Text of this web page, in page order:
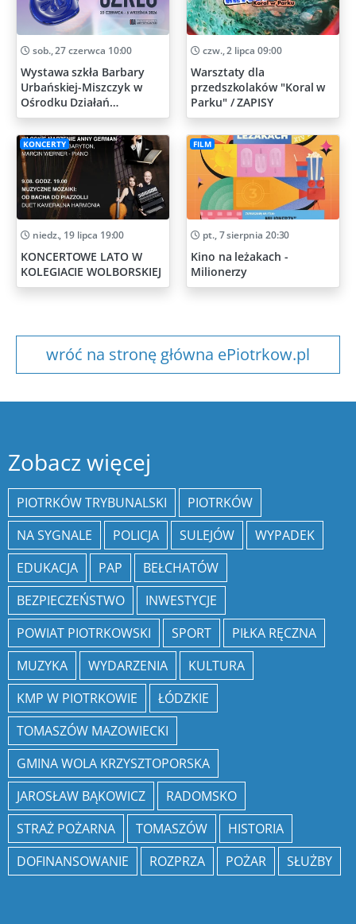
sob., 27 czerwca 10:00
Wystawa szkła Barbary
Urbańskiej-Miszczyk w
Ośrodku Działań
Artystycznych
czw., 2 lipca 09:00
Warsztaty dla
przedszkolaków "Koral w
Parku" / ZAPISY
KONCERTY
niedz., 19 lipca 19:00
KONCERTOWE LATO W
KOLEGIACIE WOLBORSKIEJ
FILM
pt., 7 sierpnia 20:30
Kino na leżakach -
Milionerzy
wróć na stronę główna ePiotrkow.pl
Zobacz więcej
PIOTRKÓW TRYBUNALSKI
PIOTRKÓW
NA SYGNALE
POLICJA SULEJÓW
WYPADEK
EDUKACJA
PAP
BEŁCHATÓW
BEZPIECZEŃSTWO
INWESTYCJE
POWIAT PIOTRKOWSKI
SPORT
PIŁKA RĘCZNA
MUZYKA
WYDARZENIA
KULTURA
KMP W PIOTRKOWIE
ŁÓDZKIE
TOMASZÓW MAZOWIECKI
GMINA WOLA KRZYSZTOPORSKA
JAROSŁAW BĄKOWICZ
RADOMSKO
STRAŻ POŻARNA
TOMASZÓW
HISTORIA
DOFINANSOWANIE
ROZPRZA POŻAR SŁUŻBY